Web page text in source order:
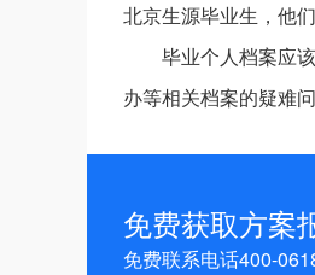
北京生源毕业生，他
毕业个人档案应
办等相关档案的疑难
免费获取方案
免费联系电话400-